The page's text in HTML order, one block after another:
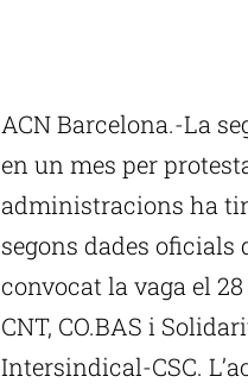
ACN Barcelona.-La
en un mes per
administracions ha
segons dades
convocat la vaga el
CNT, CO.BAS i
Intersindical-CSC.